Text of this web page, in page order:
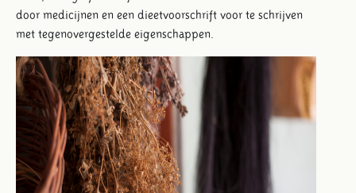
door medicijnen en een dieetvoorschrift voor te schrijven
met tegenovergestelde eigenschappen.